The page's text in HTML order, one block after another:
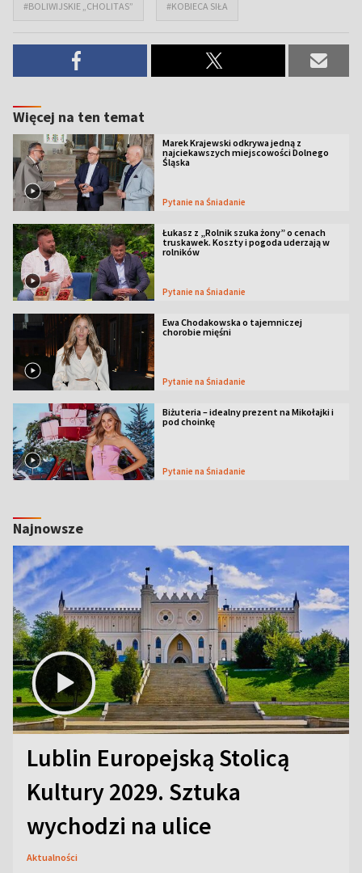
#BOLIWIJSKIE „CHOLITAS” #KOBIECA SIŁA
Więcej na ten temat
Marek Krajewski odkrywa jedną z
najciekawszych miejscowości Dolnego
Śląska
Pytanie na Śniadanie
Łukasz z „Rolnik szuka żony” o cenach
truskawek. Koszty i pogoda uderzają w
rolników
Pytanie na Śniadanie
Ewa Chodakowska o tajemniczej
chorobie mięśni
Pytanie na Śniadanie
Biżuteria – idealny prezent na Mikołajki i
pod choinkę
Pytanie na Śniadanie
Najnowsze
Lublin Europejską Stolicą
Kultury 2029. Sztuka
wychodzi na ulice
Aktualności